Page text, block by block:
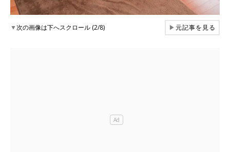
▼次の画像は下へスクロール (2/8) ▶元記事を見る